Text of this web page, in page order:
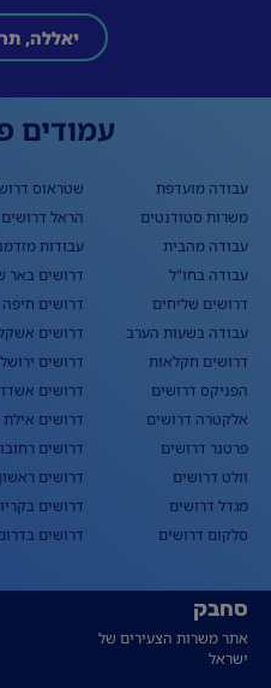
יאללה,
עמודים
עבודה מועדפת
משרות סטודנטים
עבודה מהבית
עבודה בחו"ל
דרושים שליחים
עבודה בשעות הערב
דרושים חקלאות
הפניקס דרושים
אלקטרה דרושים
פרטנר דרושים
וולט דרושים
מגדל דרושים
סלקום דרושים
שטראוס
הראל דרושים
עבודות
דרושים באר
דרושים חיפה
דרושים
דרושים
דרושים
דרושים אילת
דרושים
דרושים
דרושים
דרושים
סחבק
אתר משרות הצעירים של
ישראל